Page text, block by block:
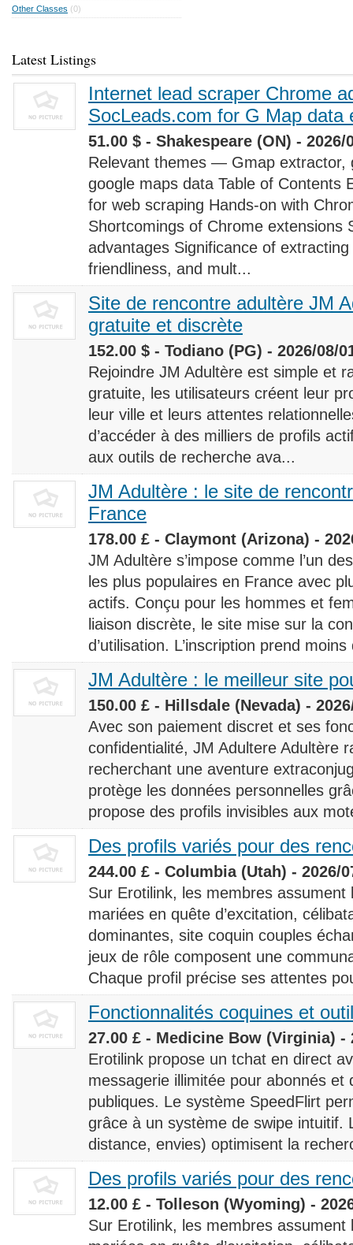
Other Classes (0)
Latest Listings
Internet lead scraper Chrome
SocLeads.com for G Map data
51.00 $ - Shakespeare (ON) - 2026/
Relevant themes — Gmap extractor,
google maps data Table of Contents
for web scraping Hands-on with
Shortcomings of Chrome extensions
advantages Significance of
friendliness, and mult...
Site de rencontre adultère JM
gratuite et discrète
152.00 $ - Todiano (PG) - 2026/08/
Rejoindre JM Adultère est simple et
gratuite, les utilisateurs créent leur
leur ville et leurs attentes
d’accéder à des milliers de profils
aux outils de recherche ava...
JM Adultère : le site de
France
178.00 £ - Claymont (Arizona) -
JM Adultère s’impose comme l’un
les plus populaires en France avec
actifs. Conçu pour les hommes et
liaison discrète, le site mise sur la
d’utilisation. L’inscription prend
JM Adultère : le meilleur site
150.00 £ - Hillsdale (Nevada) -
Avec son paiement discret et ses
confidentialité, JM Adultere Adultère
recherchant une aventure
protège les données personnelles
propose des profils invisibles aux
Des profils variés pour des
244.00 £ - Columbia (Utah) - 2026/
Sur Erotilink, les membres
mariées en quête d’excitation,
dominantes, site coquin couples
jeux de rôle composent une
Chaque profil précise ses attentes
Fonctionnalités coquines et
27.00 £ - Medicine Bow (Virginia) -
Erotilink propose un tchat en direct
messagerie illimitée pour abonnés et
publiques. Le système SpeedFlirt
grâce à un système de swipe intuitif.
distance, envies) optimisent la
Des profils variés pour des
12.00 £ - Tolleson (Wyoming) -
Sur Erotilink, les membres